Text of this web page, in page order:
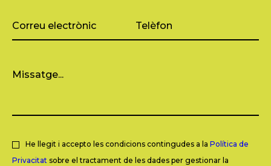
He llegit i accepto les condicions contingudes a la Política de
Privacitat sobre el tractament de les dades per gestionar la